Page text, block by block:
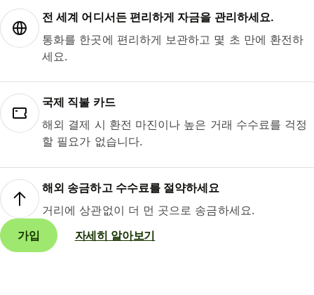
전 세계 어디서든 편리하게 자금을 관리하세요.
통화를 한곳에 편리하게 보관하고 몇 초 만에 환전하
세요.
국제 직불 카드
해외 결제 시 환전 마진이나 높은 거래 수수료를 걱정
할 필요가 없습니다.
해외 송금하고 수수료를 절약하세요
거리에 상관없이 더 먼 곳으로 송금하세요.
가입
자세히 알아보기